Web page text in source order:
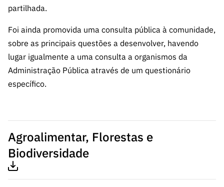
partilhada.
Foi ainda promovida uma consulta pública à comunidade,
sobre as principais questões a desenvolver, havendo
lugar igualmente a uma consulta a organismos da
Administração Pública através de um questionário
específico.
Agroalimentar, Florestas e
Biodiversidade